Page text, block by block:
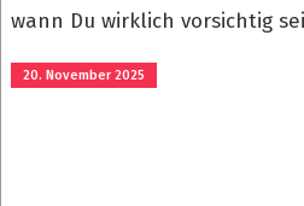
wann Du wirklich vorsichtig
20. November 2025